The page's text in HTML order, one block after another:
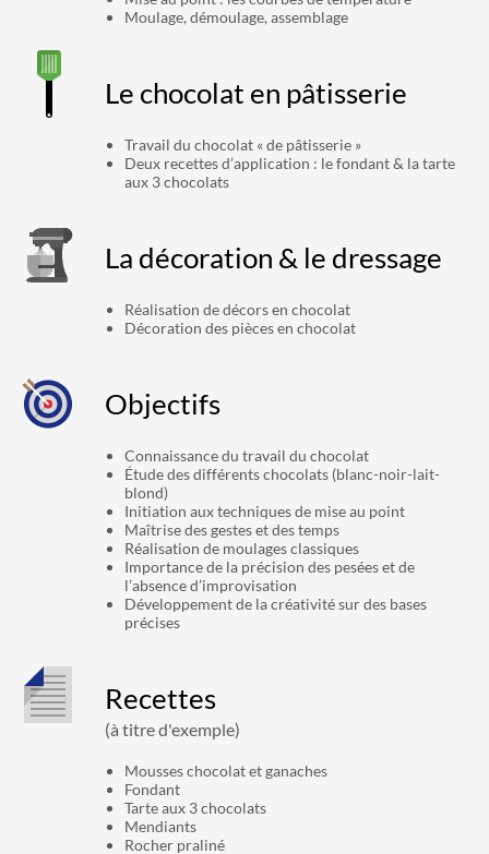
Moulage, démoulage, assemblage
Le chocolat en pâtisserie
Travail du chocolat « de pâtisserie »
Deux recettes d’application : le fondant & la tarte
aux 3 chocolats
La décoration & le dressage
Réalisation de décors en chocolat
Décoration des pièces en chocolat
Objectifs
Connaissance du travail du chocolat
Étude des différents chocolats (blanc-noir-lait-
blond)
Initiation aux techniques de mise au point
Maîtrise des gestes et des temps
Réalisation de moulages classiques
Importance de la précision des pesées et de
l’absence d’improvisation
Développement de la créativité sur des bases
précises
Recettes
(à titre d'exemple)
Mousses chocolat et ganaches
Fondant
Tarte aux 3 chocolats
Mendiants
Rocher praliné